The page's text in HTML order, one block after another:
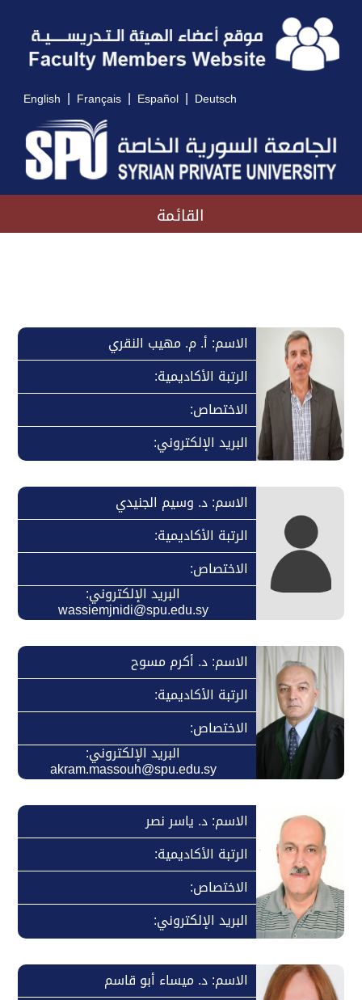
English | Français | Español | Deutsch
القائمة
الاسم: أ. م. مهيب النقري
الرتبة الأكاديمية:
الاختصاص:
البريد الإلكتروني:
الاسم: د. وسيم الجنيدي
الرتبة الأكاديمية:
الاختصاص:
البريد الإلكتروني:
wassiemjnidi@spu.edu.sy
الاسم: د. أكرم مسوح
الرتبة الأكاديمية:
الاختصاص:
البريد الإلكتروني:
akram.massouh@spu.edu.sy
الاسم: د. ياسر نصر
الرتبة الأكاديمية:
الاختصاص:
البريد الإلكتروني:
الاسم: د. ميساء أبو قاسم